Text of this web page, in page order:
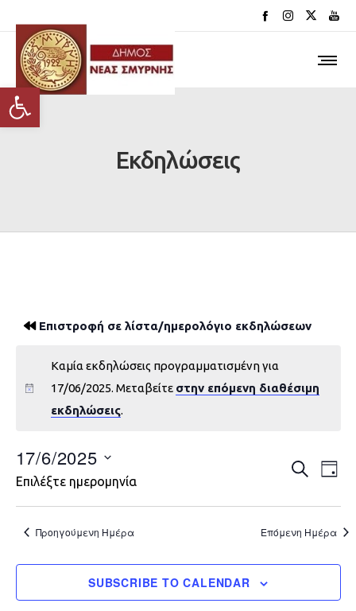
Ανοίξτε τη γραμμή εργαλείων
Εκδηλώσεις
Επιστροφή σε λίστα/ημερολόγιο εκδηλώσεων
Καμία εκδηλώσεις προγραμματισμένη για
17/06/2025. Μεταβείτε στην επόμενη διαθέσιμη
εκδηλώσεις.
Search
and
Views
DAY
17/6/2025
Επιλέξτε ημερομηνία
Προηγούμενη Ημέρα Επόμενη Ημέρα
SUBSCRIBE TO CALENDAR